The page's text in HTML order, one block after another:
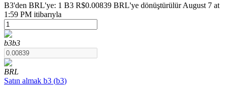
USDT Vadeli İşlemleri
B3'den BRL'ye: 1 B3 R$0.00839 BRL'ye dönüştürülür August 7 at
1:59 PM itibarıyla
b3b3
BRL
Satın almak b3 (b3)